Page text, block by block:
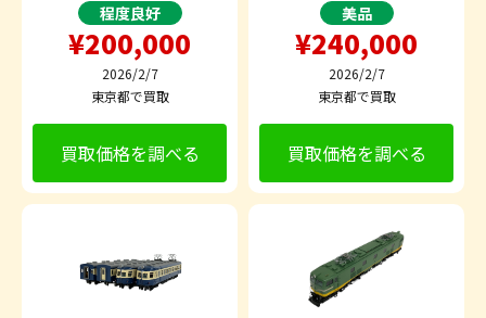
程度良好
¥200,000
2026/2/7
東京都で買取
買取価格を調べる
美品
¥240,000
2026/2/7
東京都で買取
買取価格を調べる